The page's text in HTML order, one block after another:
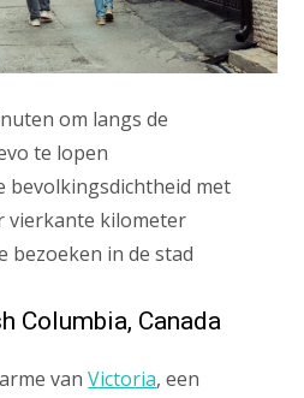
om langs de
te lopen
bevolkingsdichtheid met
vierkante kilometer
bezoeken in de stad
Columbia, Canada
vanVictoria, een